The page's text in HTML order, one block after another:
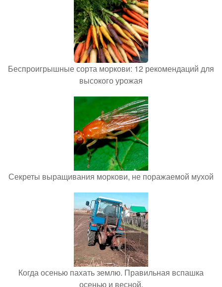
Беспроигрышные сорта моркови: 12 рекомендаций для
высокого урожая
Секреты выращивания моркови, не поражаемой мухой
Когда осенью пахать землю. Правильная вспашка
осенью и весной.